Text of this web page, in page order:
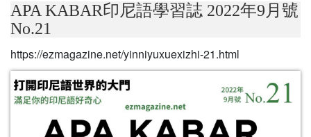
APA KABAR印尼語學習誌 2022年9月號
No.21
https://ezmagazine.net/yinniyuxuexizhi-21.html